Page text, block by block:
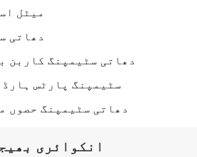
میٹل
دھاتی
دھاتی سٹیمپنگ کاربن
سٹیمپنگ پارٹس
دھاتی سٹیمپنگ حصوں
انکوائری